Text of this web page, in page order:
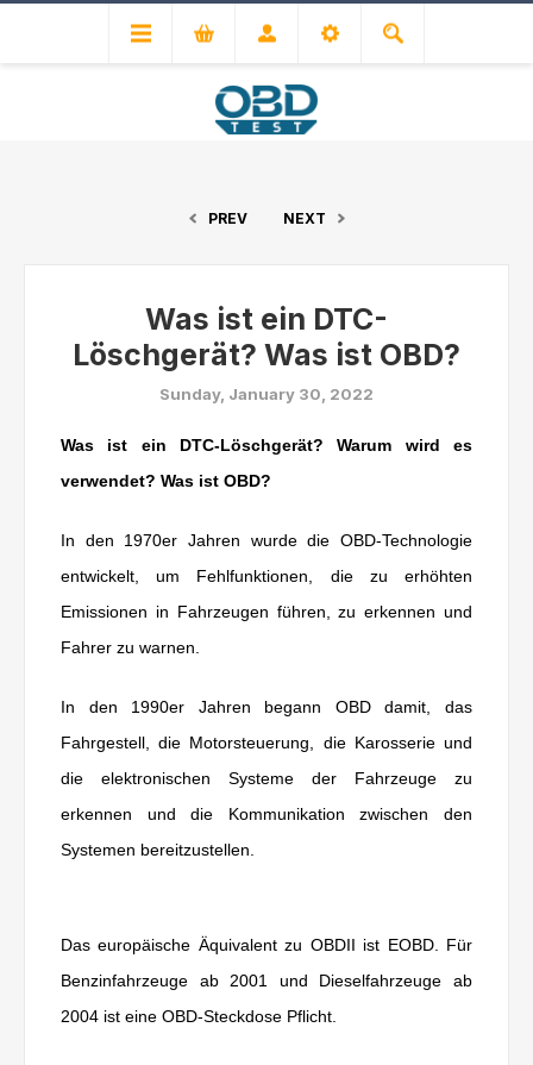
PREV NEXT
Was ist ein DTC-
Löschgerät? Was ist OBD?
Sunday, January 30, 2022
Was ist ein DTC-Löschgerät? Warum wird es
verwendet? Was ist OBD?
In den 1970er Jahren wurde die OBD-Technologie
entwickelt, um Fehlfunktionen, die zu erhöhten
Emissionen in Fahrzeugen führen, zu erkennen und
Fahrer zu warnen.
In den 1990er Jahren begann OBD damit, das
Fahrgestell, die Motorsteuerung, die Karosserie und
die elektronischen Systeme der Fahrzeuge zu
erkennen und die Kommunikation zwischen den
Systemen bereitzustellen.
Das europäische Äquivalent zu OBDII ist EOBD. Für
Benzinfahrzeuge ab 2001 und Dieselfahrzeuge ab
2004 ist eine OBD-Steckdose Pflicht.